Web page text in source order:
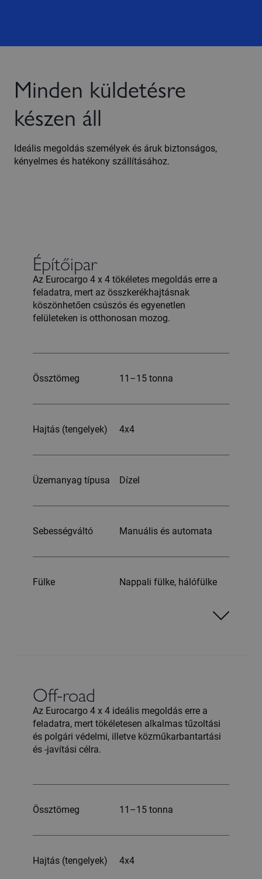
Minden küldetésre
készen áll
Ideális megoldás személyek és áruk biztonságos,
kényelmes és hatékony szállításához.
Építőipar
Az Eurocargo 4 x 4 tökéletes megoldás erre a
feladatra, mert az összkerékhajtásnak
köszönhetően csúszós és egyenetlen
felületeken is otthonosan mozog.
Össztömeg 11–15 tonna
Hajtás (tengelyek) 4x4
Üzemanyag típusa Dízel
Sebességváltó Manuális és automata
Fülke Nappali fülke, hálófülke
Off-road
Az Eurocargo 4 x 4 ideális megoldás erre a
feladatra, mert tökéletesen alkalmas tűzoltási
és polgári védelmi, illetve közműkarbantartási
és -javítási célra.
Össztömeg 11–15 tonna
Hajtás (tengelyek) 4x4